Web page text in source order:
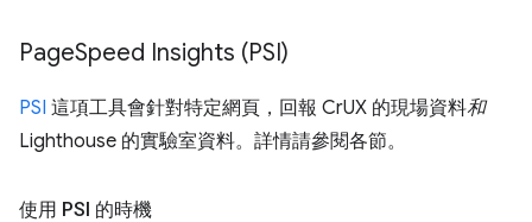
PageSpeed Insights (PSI)
PSI 這項工具會針對特定網頁，回報 CrUX 的現場資料和
Lighthouse 的實驗室資料。詳情請參閱各節。
使用 PSI 的時機